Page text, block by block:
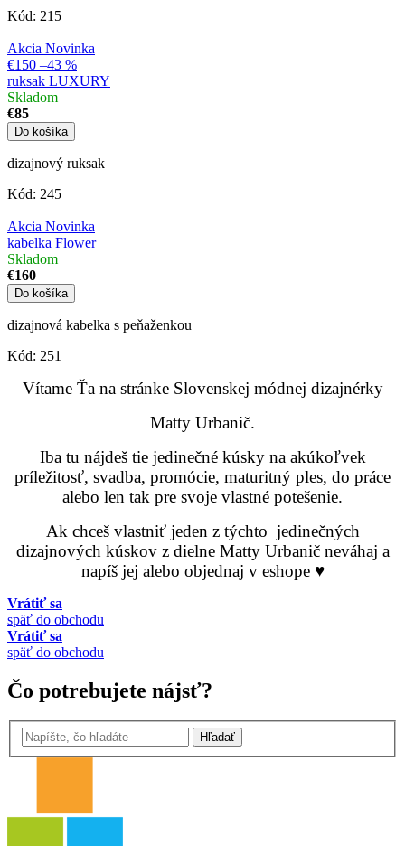
Kód: 215
Akcia Novinka
€150 –43 %
ruksak LUXURY
Skladom
€85
Do košíka
dizajnový ruksak
Kód: 245
Akcia Novinka
kabelka Flower
Skladom
€160
Do košíka
dizajnová kabelka s peňaženkou
Kód: 251
Vítame Ťa na stránke Slovenskej módnej dizajnérky
Matty Urbanič.
Iba tu nájdeš tie jedinečné kúsky na akúkoľvek
príležitosť, svadba, promócie, maturitný ples, do práce
alebo len tak pre svoje vlastné potešenie.
Ak chceš vlastniť jeden z týchto jedinečných
dizajnových kúskov z dielne Matty Urbanič neváhaj a
napíš jej alebo objednaj v eshope ♥
Vrátiť sa
späť do obchodu
Vrátiť sa
späť do obchodu
Čo potrebujete nájsť?
Hľadať